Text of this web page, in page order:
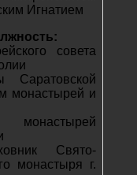
Игнатием
совета
Саратовской
монастырей и
Свято-
монастыря г.